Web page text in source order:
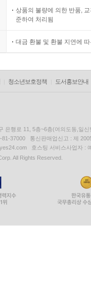
상품의 불량에 의한 반품,
준하여 처리됨
대금 환불 및 환불 지연에
청소년보호정책 도서홍보안내
은행로 11, 5층~6층(여의도동,일신
81-37000 통신판매업신고 : 제
호스팅 서비스사업자 :
All Rights Reserved.